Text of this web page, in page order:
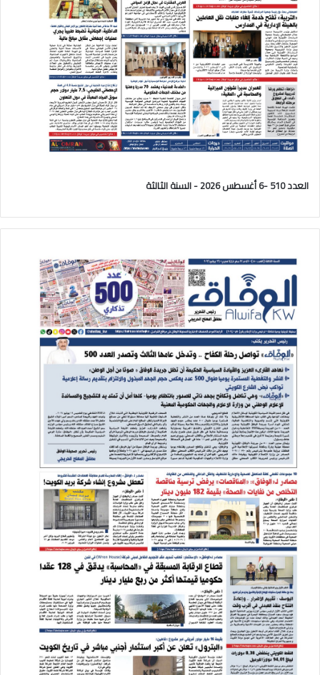
العدد 510 -6 أغسطس 2026 - السنة الثالثة